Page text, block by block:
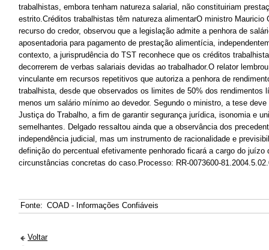
trabalhistas, embora tenham natureza salarial, não constituiriam
estrito.Créditos trabalhistas têm natureza alimentarO ministro Mauricio
recurso do credor, observou que a legislação admite a penhora de
aposentadoria para pagamento de prestação alimentícia,
contexto, a jurisprudência do TST reconhece que os créditos
decorrerem de verbas salariais devidas ao trabalhador.O relator
vinculante em recursos repetitivos que autoriza a penhora de
trabalhista, desde que observados os limites de 50% dos rendimentos
menos um salário mínimo ao devedor. Segundo o ministro, a tese
Justiça do Trabalho, a fim de garantir segurança jurídica, isonomia e
semelhantes. Delgado ressaltou ainda que a observância dos
independência judicial, mas um instrumento de racionalidade e
definição do percentual efetivamente penhorado ficará a cargo do
circunstâncias concretas do caso.Processo: RR-0073600-
Fonte: COAD - Informações Confiáveis
Voltar